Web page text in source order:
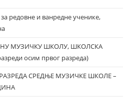
редовне и ванредне ученике,
МУЗИЧКУ ШКОЛУ, ШКОЛСКА
осим првог разреда)
СРЕДЊЕ МУЗИЧКЕ ШКОЛЕ –